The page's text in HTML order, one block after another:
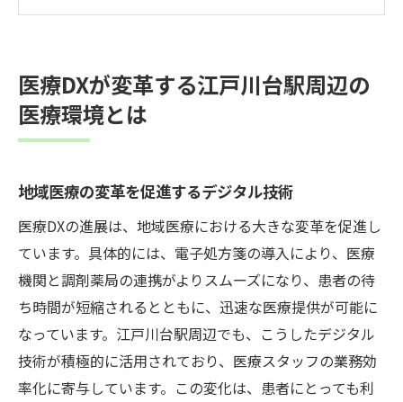
江戸川台駅周辺の医療機関が取り組むDX事
例
技術と人間力を融合するための学習プログ
医療従事者が身につけるべきデジタルスキ
ル
継続的な学びがもたらすキャリアアップの
可能性
オンライン研修の活用と効果
実践的なスキルを磨くための現場での学び
医療DXが変革する江戸川台駅周辺の
医療環境とは
地域医療の変革を促進するデジタル技術
医療DXの進展は、地域医療における大きな変革を促進し
ています。具体的には、電子処方箋の導入により、医療
機関と調剤薬局の連携がよりスムーズになり、患者の待
ち時間が短縮されるとともに、迅速な医療提供が可能に
なっています。江戸川台駅周辺でも、こうしたデジタル
技術が積極的に活用されており、医療スタッフの業務効
率化に寄与しています。この変化は、患者にとっても利